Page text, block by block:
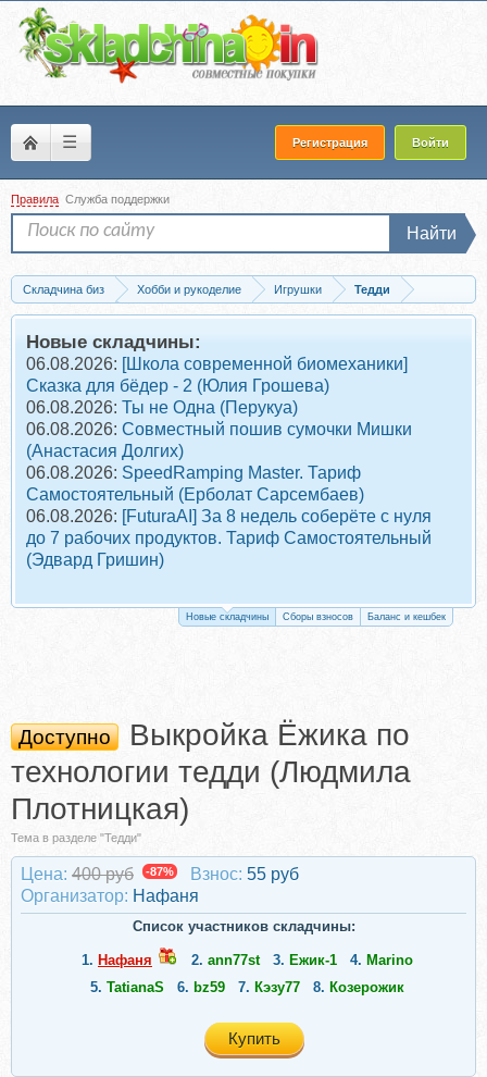
☰ Регистрация Войти
Правила Служба поддержки
Найти
Складчина биз Хобби и рукоделие Игрушки
Тедди
Скачать Выкройка Ёжика по технологии тедди (Людмила Плотницкая)
Новые складчины:
06.08.2026: [Школа современной биомеханики]
Сказка для бёдер - 2 (Юлия Грошева)
06.08.2026: Ты не Одна (Перукуа)
06.08.2026: Совместный пошив сумочки Мишки
(Анастасия Долгих)
06.08.2026: SpeedRamping Master. Тариф
Самостоятельный (Ерболат Сарсембаев)
06.08.2026: [FuturaAI] За 8 недель соберёте с нуля
до 7 рабочих продуктов. Тариф Самостоятельный
(Эдвард Гришин)
Новые складчины Сборы взносов Баланс и кешбек
Доступно
Выкройка Ёжика по
технологии тедди (Людмила
Плотницкая)
Тема в разделе "Тедди"
Цена: 400 руб -87% Взнос: 55 руб
Организатор: Нафаня
Список участников складчины:
1. Нафаня 2. ann77st 3. Ежик-1 4. Marino
5. TatianaS 6. bz59 7. Кэзу77 8. Козерожик
Купить